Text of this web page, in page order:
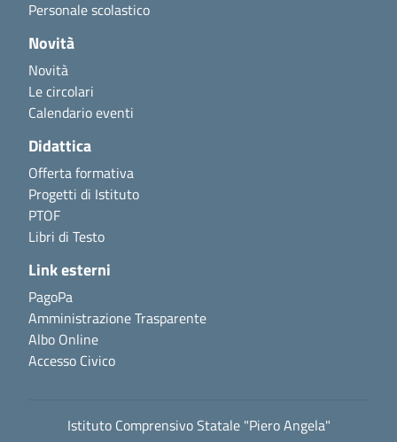
Personale scolastico
Novità
Novità
Le circolari
Calendario eventi
Didattica
Offerta formativa
Progetti di Istituto
PTOF
Libri di Testo
Link esterni
PagoPa
Amministrazione Trasparente
Albo Online
Accesso Civico
Istituto Comprensivo Statale "Piero Angela"